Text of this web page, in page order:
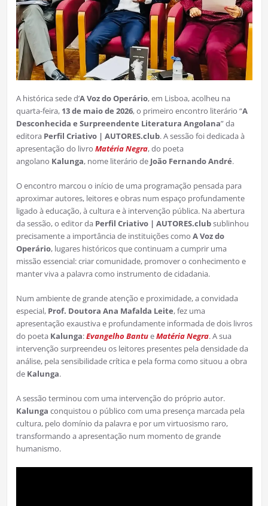
A histórica sede d’A Voz do Operário, em Lisboa, acolheu na
quarta-feira, 13 de maio de 2026, o primeiro encontro literário “A
Desconhecida e Surpreendente Literatura Angolana” da
editora Perfil Criativo | AUTORES.club. A sessão foi dedicada à
apresentação do livro Matéria Negra, do poeta
angolano Kalunga, nome literário de João Fernando André.
O encontro marcou o início de uma programação pensada para
aproximar autores, leitores e obras num espaço profundamente
ligado à educação, à cultura e à intervenção pública. Na abertura
da sessão, o editor da Perfil Criativo | AUTORES.clubsublinhou
precisamente a importância de instituições como A Voz do
Operário, lugares históricos que continuam a cumprir uma
missão essencial: criar comunidade, promover o conhecimento e
manter viva a palavra como instrumento de cidadania.
Num ambiente de grande atenção e proximidade, a convidada
especial, Prof. Doutora Ana Mafalda Leite, fez uma
apresentação exaustiva e profundamente informada de dois livros
do poeta Kalunga:Evangelho BantueMatéria Negra. A sua
intervenção surpreendeu os leitores presentes pela densidade da
análise, pela sensibilidade crítica e pela forma como situou a obra
de Kalunga.
A sessão terminou com uma intervenção do próprio autor.
Kalunga conquistou o público com uma presença marcada pela
cultura, pelo domínio da palavra e por um virtuosismo raro,
transformando a apresentação num momento de grande
humanismo.